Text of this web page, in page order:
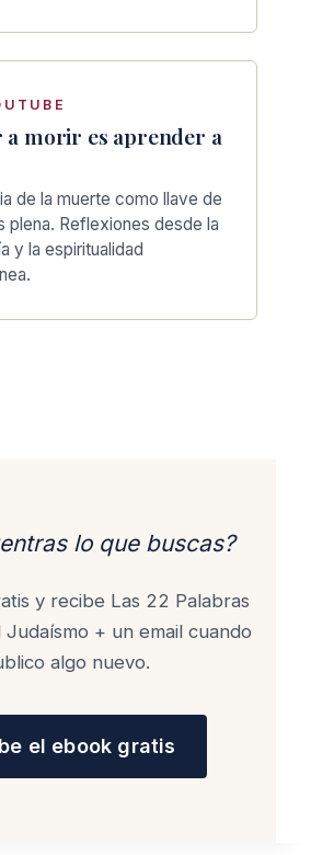
morir es aprender a
de la muerte como llave de
plena. Reflexiones desde la
y la espiritualidad
lo que buscas?
y recibe Las 22 Palabras
Judaísmo + un email cuando
algo nuevo.
el ebook gratis